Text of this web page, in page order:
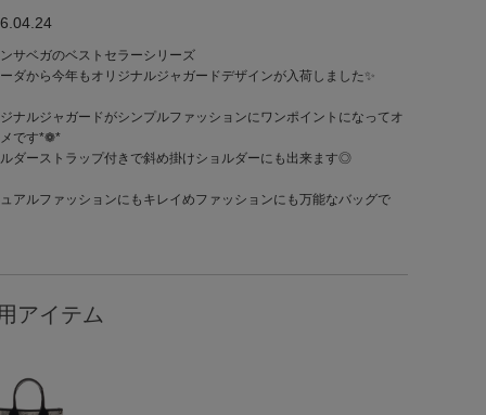
サベガのベストセラーシリーズ
ダから今年もオリジナルジャガードデザインが入荷しました✨
ナルジャガードがシンプルファッションにワンポイントになってオ
です*❁*
ダーストラップ付きで斜め掛けショルダーにも出来ます◎
アルファッションにもキレイめファッションにも万能なバッグで
アイテム